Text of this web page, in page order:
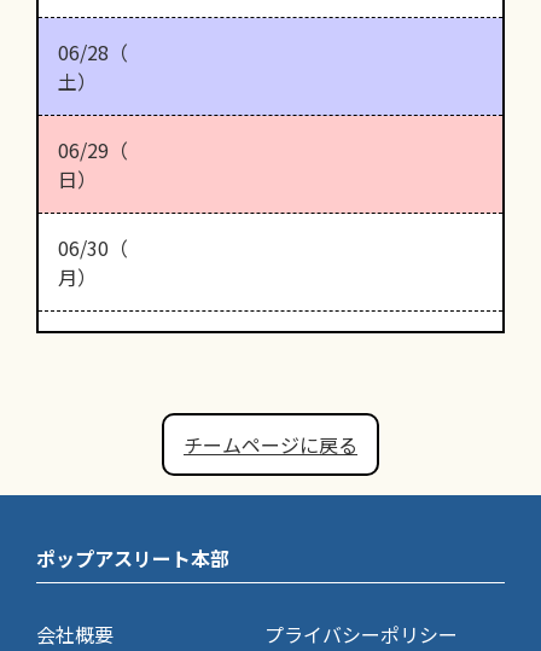
06/28（
土）
06/29（
日）
06/30（
月）
チームページに戻る
ポップアスリート本部
会社概要
プライバシーポリシー